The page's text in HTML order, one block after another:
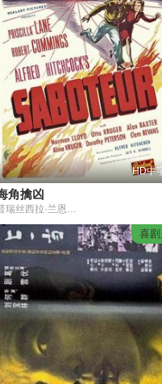
HD中
角擒凶
普瑞丝西拉·兰恩,罗伯特·卡明斯,奥托·克鲁格
喜